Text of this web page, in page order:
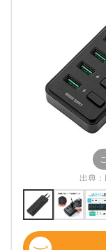
出典：